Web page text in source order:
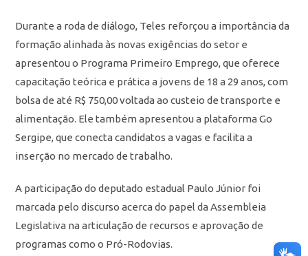
Durante a roda de diálogo, Teles reforçou a importância da
formação alinhada às novas exigências do setor e
apresentou o Programa Primeiro Emprego, que oferece
capacitação teórica e prática a jovens de 18 a 29 anos, com
bolsa de até R$ 750,00 voltada ao custeio de transporte e
alimentação. Ele também apresentou a plataforma Go
Sergipe, que conecta candidatos a vagas e facilita a
inserção no mercado de trabalho.
A participação do deputado estadual Paulo Júnior foi
marcada pelo discurso acerca do papel da Assembleia
Legislativa na articulação de recursos e aprovação de
programas como o Pró-Rodovias.